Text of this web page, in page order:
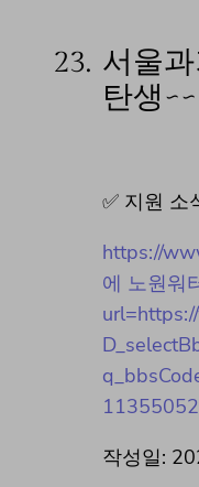
23. 서울
탄생~~
✅ 지원
https://
에 노원워
작성일: